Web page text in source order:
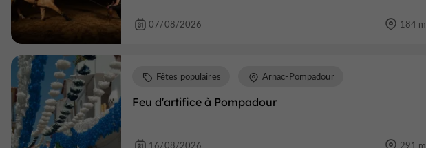
07/08/2026 184 m
Feu d'artifice à Pompadour
Fêtes populaires Arnac-Pompadour
16/08/2026 291 m